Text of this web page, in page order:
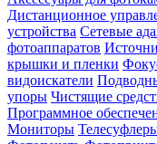
Дистанционное
устройства Сетевые
фотоаппаратов
крышки и пленки
видоискатели
упоры Чистящие
Программное
Мониторы